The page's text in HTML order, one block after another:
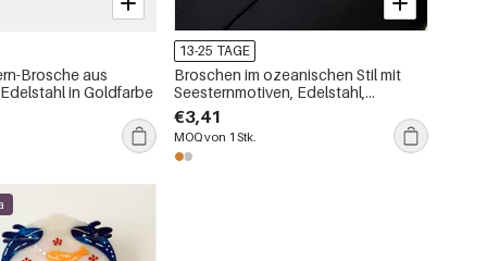
Brosche aus
in Goldfarbe
13-25 TAGE
Broschen im ozeanischen Stil mit
Seesternmotiven, Edelstahl,
goldfarben
€3,41
MOQ von 1 Stk.